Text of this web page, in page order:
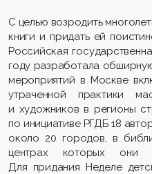
С целью возродить
книги и придать ей
Российская
году разработала
мероприятий в Москве
утраченной практики
и художников в регионы
по инициативе РГДБ 18
около 20 городов, в
центрах которых они
Для придания Неделе